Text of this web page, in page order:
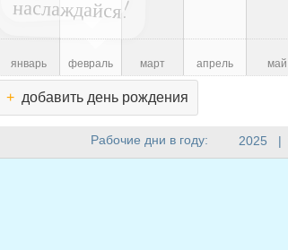
Рабочие дни в году: 2025 |
наслаждайся!
январь февраль март апрель май
+ добавить день рождения